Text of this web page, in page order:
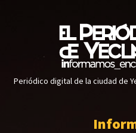
Periódico digital de la ciudad de